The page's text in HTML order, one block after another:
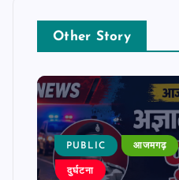
Other Story
PUBLIC आजमगढ़
दुर्घटना